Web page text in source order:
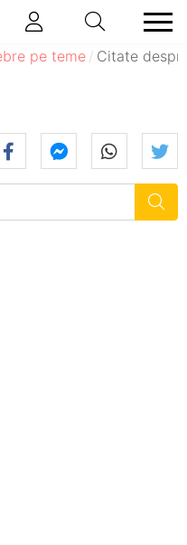
pe teme Citate